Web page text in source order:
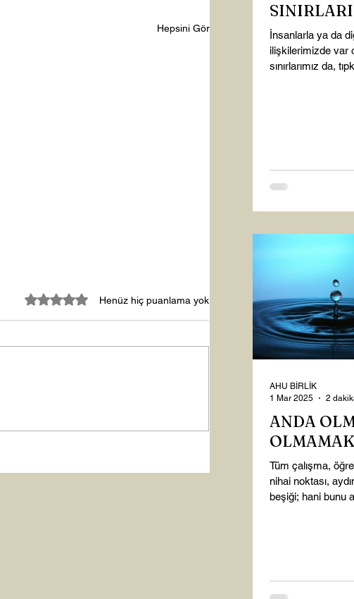
Hepsini Gör
5 üzerinden 0 yıldızHenüz hiç puanlama yok
İnsanlarla ya da
ilişkilerimizde var
sınırlarımız da,
ANDA
OLMAMAK
Tüm çalışma,
nihai noktası,
beşiği; hani bunu
AHU BİRLİK
1 Mar 2025
2